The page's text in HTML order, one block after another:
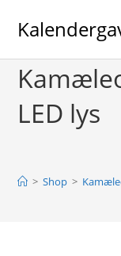
LED lys
> Shop >